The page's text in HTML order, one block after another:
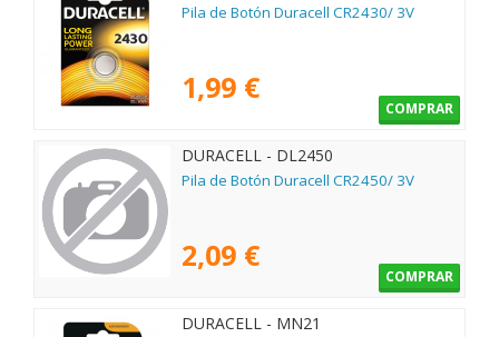
Pila de Botón Duracell CR2430/ 3V
1,99 €
COMPRAR
DURACELL - DL2450
Pila de Botón Duracell CR2450/ 3V
2,09 €
COMPRAR
DURACELL - MN21